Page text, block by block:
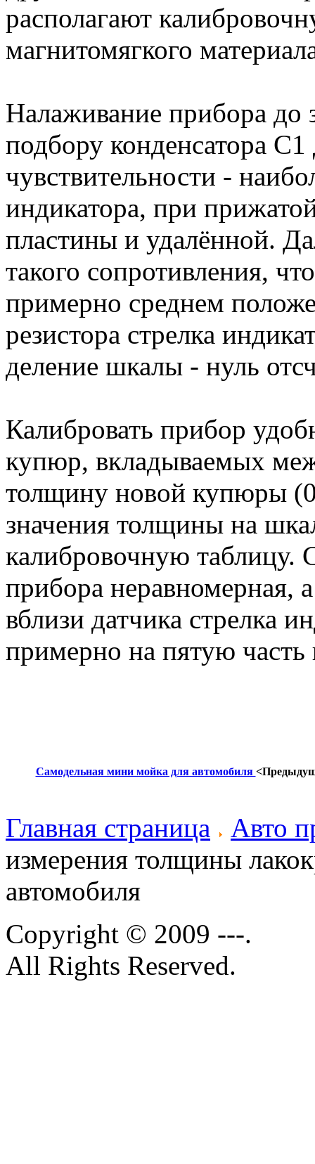
располагают
магнитомягкого
Налаживание прибора до
подбору конденсатора
чувствительности -
индикатора, при
пластины и удалённой.
такого сопротивления,
примерно среднем
резистора стрелка
деление шкалы - нуль
Калибровать прибор
купюр, вкладываемых
толщину новой купюры
значения толщины на
калибровочную таблицу.
прибора неравномерная,
вблизи датчика стрелка
примерно на пятую
Самодельная мини мойка для автомобиля
Главная страница
Авто
измерения толщины
автомобиля
Copyright © 2009 ---.
All Rights Reserved.